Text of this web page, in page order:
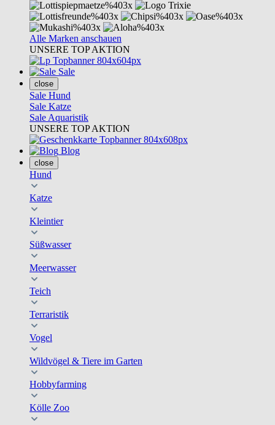
Alle Marken anschauen
UNSERE TOP AKTION
Sale
close
Sale Hund
Sale Katze
Sale Aquaristik
UNSERE TOP AKTION
Blog
close
Hund
Katze
Kleintier
Süßwasser
Meerwasser
Teich
Terraristik
Vogel
Wildvögel & Tiere im Garten
Hobbyfarming
Kölle Zoo